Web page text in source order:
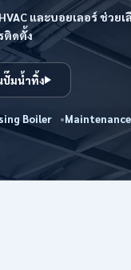
และบอยเลอร์ ช่วย
ติดตั้ง
ปั๊มน้ำทิ้ง
Boiler